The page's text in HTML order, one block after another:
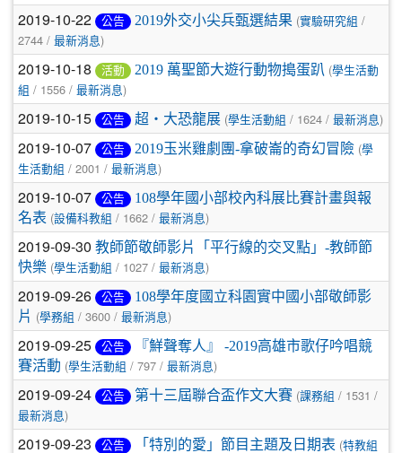
2019-10-22 公告 2019外交小尖兵甄選結果 (實驗研究組 /
2744 / 最新消息)
2019-10-18 活動 2019 萬聖節大遊行動物搗蛋趴 (學生活動
組 / 1556 / 最新消息)
2019-10-15 公告 超‧大恐龍展 (學生活動組 / 1624 / 最新消息)
2019-10-07 公告 2019玉米雞劇團-拿破崙的奇幻冒險 (學
生活動組 / 2001 / 最新消息)
2019-10-07 公告
108學年國小部校內科展比賽計畫與報
名表 (設備科教組 / 1662 / 最新消息)
2019-09-30 教師節敬師影片「平行線的交叉點」-教師節
快樂 (學生活動組 / 1027 / 最新消息)
2019-09-26 公告
108學年度國立科園實中國小部敬師影
片 (學務組 / 3600 / 最新消息)
2019-09-25 公告
『鮮聲奪人』 -2019高雄市歌仔吟唱競
賽活動 (學生活動組 / 797 / 最新消息)
2019-09-24 公告 第十三屆聯合盃作文大賽 (課務組 / 1531 /
最新消息)
2019-09-23 公告 「特別的愛」節目主題及日期表 (特教組